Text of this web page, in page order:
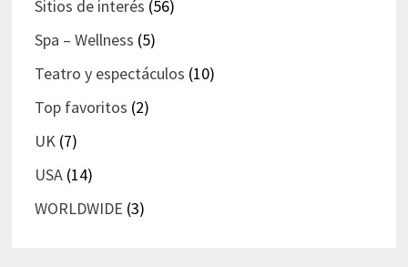
Sitios de interés (56)
Spa – Wellness (5)
Teatro y espectáculos (10)
Top favoritos (2)
UK (7)
USA(14)
WORLDWIDE (3)